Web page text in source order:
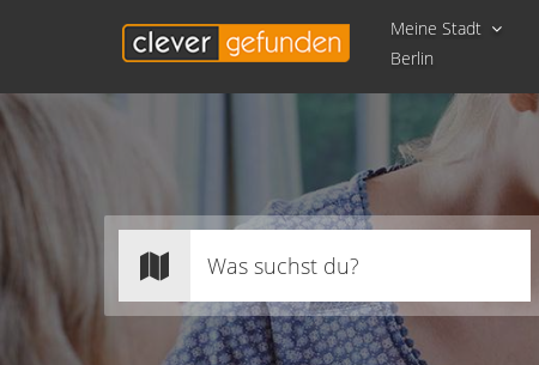
Meine Stadt
Berlin